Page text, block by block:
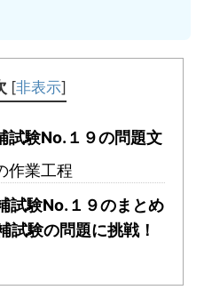
[非表示]
試験No.１９の問題文
作業工程
試験No.１９のまとめ
試験の問題に挑戦！